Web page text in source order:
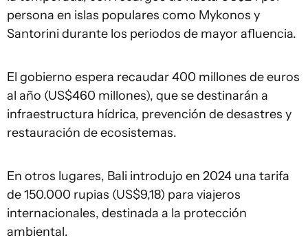
persona en islas populares como Mykonos y
Santorini durante los periodos de mayor afluencia.
El gobierno espera recaudar 400 millones de euros
al año (US$460 millones), que se destinarán a
infraestructura hídrica, prevención de desastres y
restauración de ecosistemas.
En otros lugares, Bali introdujo en 2024 una tarifa
de 150.000 rupias (US$9,18) para viajeros
internacionales, destinada a la protección
ambiental.